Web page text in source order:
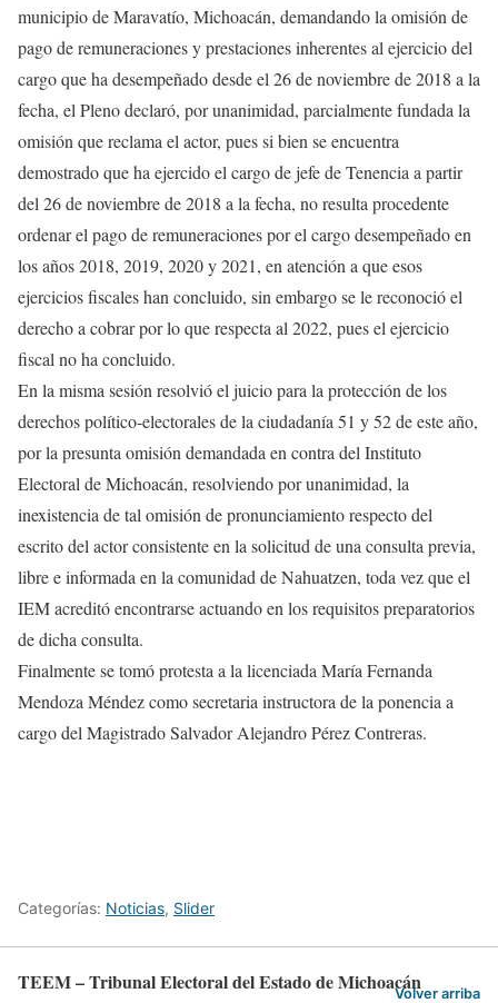
municipio de Maravatío, Michoacán, demandando la omisión de
pago de remuneraciones y prestaciones inherentes al ejercicio del
cargo que ha desempeñado desde el 26 de noviembre de 2018 a la
fecha, el Pleno declaró, por unanimidad, parcialmente fundada la
omisión que reclama el actor, pues si bien se encuentra
demostrado que ha ejercido el cargo de jefe de Tenencia a partir
del 26 de noviembre de 2018 a la fecha, no resulta procedente
ordenar el pago de remuneraciones por el cargo desempeñado en
los años 2018, 2019, 2020 y 2021, en atención a que esos
ejercicios fiscales han concluido, sin embargo se le reconoció el
derecho a cobrar por lo que respecta al 2022, pues el ejercicio
fiscal no ha concluido.
En la misma sesión resolvió el juicio para la protección de los
derechos político-electorales de la ciudadanía 51 y 52 de este año,
por la presunta omisión demandada en contra del Instituto
Electoral de Michoacán, resolviendo por unanimidad, la
inexistencia de tal omisión de pronunciamiento respecto del
escrito del actor consistente en la solicitud de una consulta previa,
libre e informada en la comunidad de Nahuatzen, toda vez que el
IEM acreditó encontrarse actuando en los requisitos preparatorios
de dicha consulta.
Finalmente se tomó protesta a la licenciada María Fernanda
Mendoza Méndez como secretaria instructora de la ponencia a
cargo del Magistrado Salvador Alejandro Pérez Contreras.
Categorías: Noticias, Slider
TEEM – Tribunal Electoral del Estado de MichoacánVolver arriba